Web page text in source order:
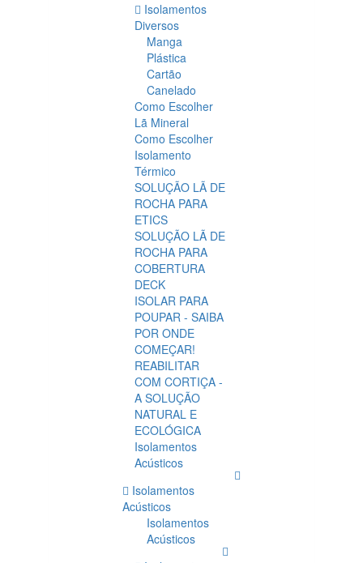
Isolamentos
Diversos
Manga
Plástica
Cartão
Canelado
Como Escolher
Lã Mineral
Como Escolher
Isolamento
Térmico
SOLUÇÃO LÃ DE
ROCHA PARA
ETICS
SOLUÇÃO LÃ DE
ROCHA PARA
COBERTURA
DECK
ISOLAR PARA
POUPAR - SAIBA
POR ONDE
COMEÇAR!
REABILITAR
COM CORTIÇA -
A SOLUÇÃO
NATURAL E
ECOLÓGICA
Isolamentos
Acústicos
Isolamentos
Acústicos
Isolamentos
Acústicos